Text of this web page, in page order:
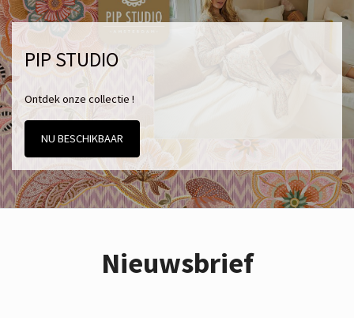
PIP STUDIO
Ontdek onze collectie !
NU BESCHIKBAAR
Nieuwsbrief